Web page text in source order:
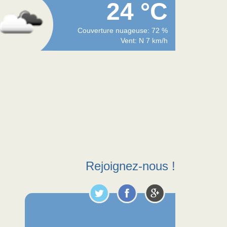
24 °C
Couverture nuageuse: 72 %
Vent: N 7 km/h
Rejoignez-nous !